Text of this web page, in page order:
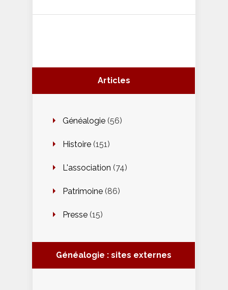
Articles
Généalogie (56)
Histoire (151)
L'association (74)
Patrimoine (86)
Presse (15)
Généalogie : sites externes